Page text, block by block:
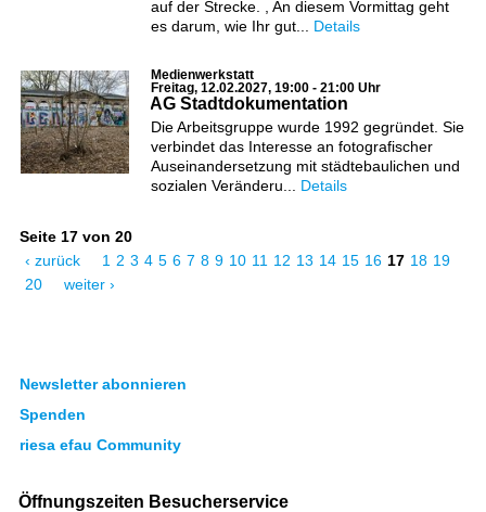
auf der Strecke. , An diesem Vormittag geht
es darum, wie Ihr gut... Details
Medienwerkstatt
Freitag, 12.02.2027, 19:00 - 21:00 Uhr
AG Stadtdokumentation
Die Arbeitsgruppe wurde 1992 gegründet. Sie
verbindet das Interesse an fotografischer
Auseinandersetzung mit städtebaulichen und
sozialen Veränderu... Details
Seite 17 von 20
‹ zurück
1 2 3 4 5 6 7 8 9 10 11 12 13 14 15 16 17 18 19
20
weiter ›
Newsletter abonnieren
Spenden
riesa efau Community
Öffnungszeiten Besucherservice